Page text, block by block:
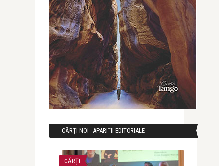
CĂRȚI NOI - APARIȚII EDITORIALE
CĂRȚI